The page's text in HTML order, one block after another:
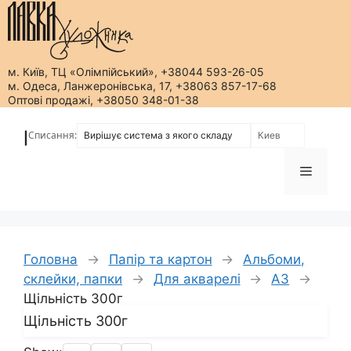
м. Київ, ТЦ «Олімпійський», +38044 593-26-05
м. Одеса, Ланжеронівська, 17, +38063 857-17-68
Оптові продажі, +38050 348-01-38
Списання:
Меню
Головна → Папір та картон →
Альбоми,
склейки, папки
→ Для акварелі → А3
→
Щільність 300г
Щільність 300г